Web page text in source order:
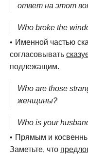
ответ на этот
Who broke the
Именной частью
согласовывать
подлежащим.
Who are those
женщины?
Who is your
Прямым и
Заметьте, что предлог